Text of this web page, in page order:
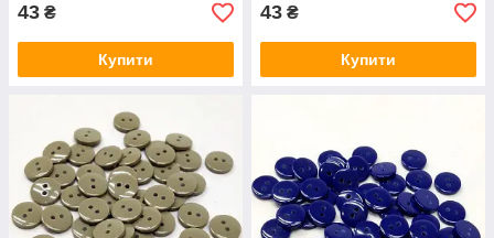
43 ₴
Купити
43 ₴
Купити